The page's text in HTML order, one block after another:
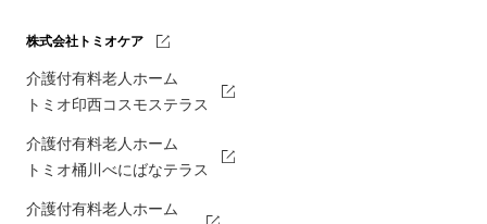
株式会社トミオケア
介護付有料老人ホーム
トミオ印西コスモステラス
介護付有料老人ホーム
トミオ桶川べにばなテラス
介護付有料老人ホーム